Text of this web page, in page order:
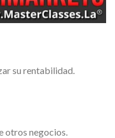
su rentabilidad.
otros negocios.